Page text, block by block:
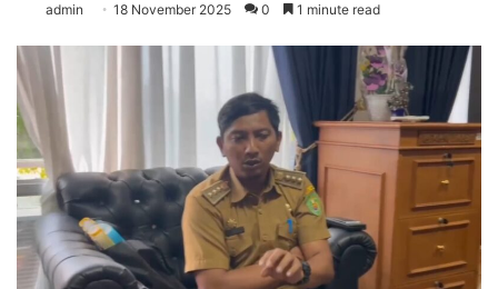
admin 18 November 2025 0 1 minute read